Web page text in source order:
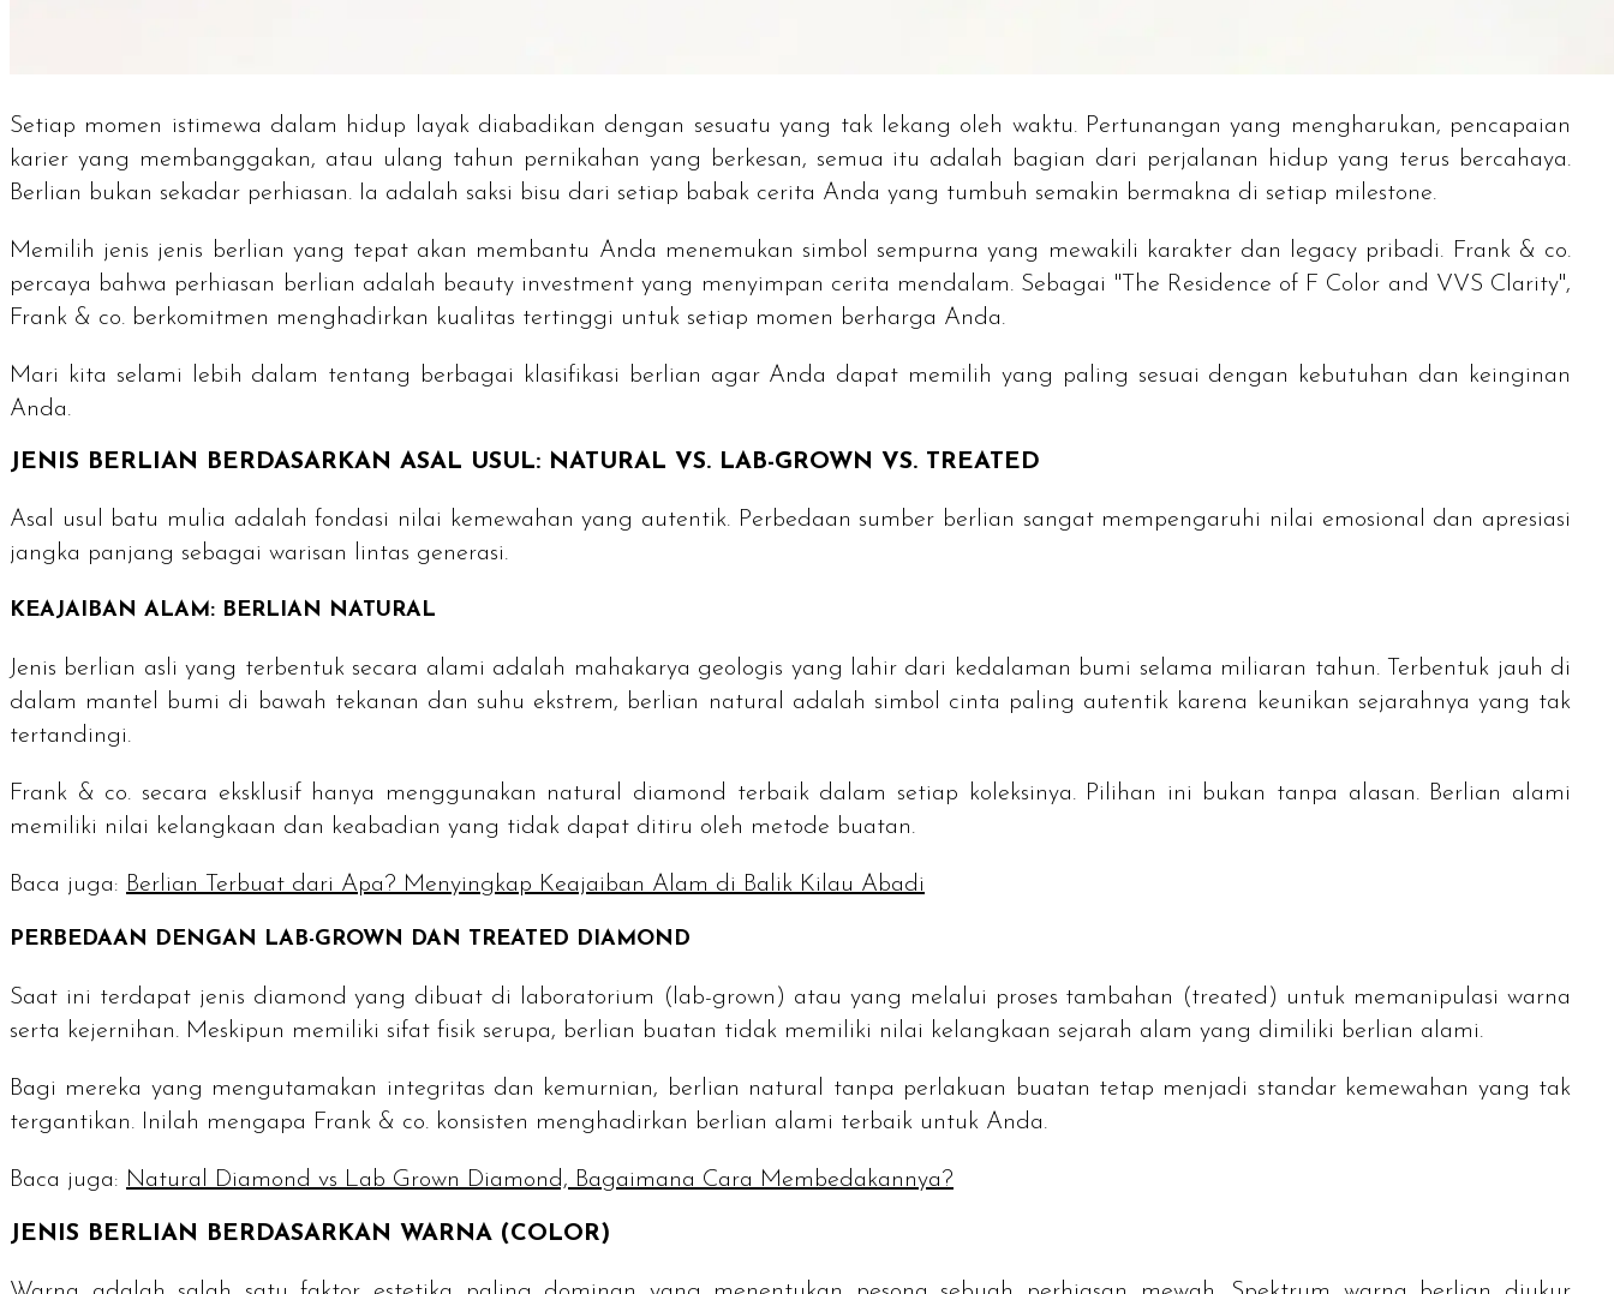
Setiap momen istimewa dalam hidup layak diabadikan dengan sesuatu yang tak lekang oleh waktu. Pertunangan yang mengharukan, pencapaian
karier yang membanggakan, atau ulang tahun pernikahan yang berkesan, semua itu adalah bagian dari perjalanan hidup yang terus bercahaya.
Berlian bukan sekadar perhiasan. Ia adalah saksi bisu dari setiap babak cerita Anda yang tumbuh semakin bermakna di setiap milestone.
Memilih jenis jenis berlian yang tepat akan membantu Anda menemukan simbol sempurna yang mewakili karakter dan legacy pribadi. Frank & co.
percaya bahwa perhiasan berlian adalah beauty investment yang menyimpan cerita mendalam. Sebagai "The Residence of F Color and VVS Clarity",
Frank & co. berkomitmen menghadirkan kualitas tertinggi untuk setiap momen berharga Anda.
Mari kita selami lebih dalam tentang berbagai klasifikasi berlian agar Anda dapat memilih yang paling sesuai dengan kebutuhan dan keinginan
Anda.
JENIS BERLIAN BERDASARKAN ASAL USUL: NATURAL VS. LAB-GROWN VS. TREATED
Asal usul batu mulia adalah fondasi nilai kemewahan yang autentik. Perbedaan sumber berlian sangat mempengaruhi nilai emosional dan apresiasi
jangka panjang sebagai warisan lintas generasi.
KEAJAIBAN ALAM: BERLIAN NATURAL
Jenis berlian asli yang terbentuk secara alami adalah mahakarya geologis yang lahir dari kedalaman bumi selama miliaran tahun. Terbentuk jauh di
dalam mantel bumi di bawah tekanan dan suhu ekstrem, berlian natural adalah simbol cinta paling autentik karena keunikan sejarahnya yang tak
tertandingi.
Frank & co. secara eksklusif hanya menggunakan natural diamond terbaik dalam setiap koleksinya. Pilihan ini bukan tanpa alasan. Berlian alami
memiliki nilai kelangkaan dan keabadian yang tidak dapat ditiru oleh metode buatan.
Baca juga: Berlian Terbuat dari Apa? Menyingkap Keajaiban Alam di Balik Kilau Abadi
PERBEDAAN DENGAN LAB-GROWN DAN TREATED DIAMOND
Saat ini terdapat jenis diamondyang dibuat di laboratorium ( lab-grown ) atau yang melalui proses tambahan (treated ) untuk memanipulasi warna
serta kejernihan. Meskipun memiliki sifat fisik serupa, berlian buatan tidak memiliki nilai kelangkaan sejarah alam yang dimiliki berlian alami.
Bagi mereka yang mengutamakan integritas dan kemurnian, berlian natural tanpa perlakuan buatan tetap menjadi standar kemewahan yang tak
tergantikan. Inilah mengapa Frank & co. konsisten menghadirkan berlian alami terbaik untuk Anda.
Baca juga: Natural Diamond vs Lab Grown Diamond, Bagaimana Cara Membedakannya?
JENIS BERLIAN BERDASARKAN WARNA (COLOR)